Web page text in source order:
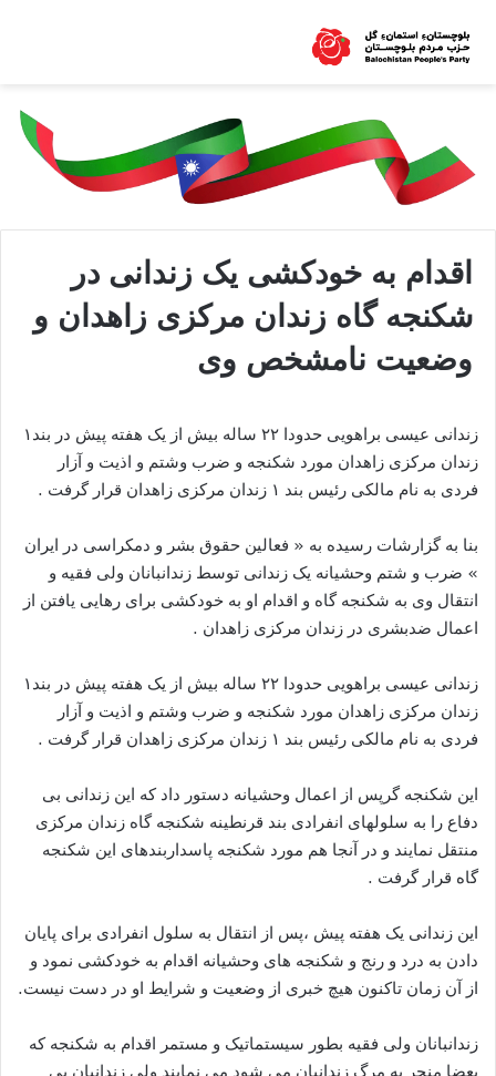
اقدام به خودکشی یک زندانی در
شکنجه گاه زندان مرکزی زاهدان و
وضعیت نامشخص وی
زندانی عیسی براهویی حدودا ۲۲ ساله بیش از یک هفته پیش در بند۱
زندان مرکزی زاهدان مورد شکنجه و ضرب وشتم و اذیت و آزار
فردی به نام مالکی رئیس بند ۱ زندان مرکزی زاهدان قرار گرفت .
بنا به گزارشات رسیده به « فعالین حقوق بشر و دمکراسی در ایران
» ضرب و شتم وحشیانه یک زندانی توسط زندانبانان ولی فقیه و
انتقال وی به شکنجه گاه و اقدام او به خودکشی برای رهایی یافتن از
اعمال ضدبشری در زندان مرکزی زاهدان .
زندانی عیسی براهویی حدودا ۲۲ ساله بیش از یک هفته پیش در بند۱
زندان مرکزی زاهدان مورد شکنجه و ضرب وشتم و اذیت و آزار
فردی به نام مالکی رئیس بند ۱ زندان مرکزی زاهدان قرار گرفت .
این شکنجه گرپس از اعمال وحشیانه دستور داد که این زندانی بی
دفاع را به سلولهای انفرادی بند قرنطینه شکنجه گاه زندان مرکزی
منتقل نمایند و در آنجا هم مورد شکنجه پاسداربندهای این شکنجه
گاه قرار گرفت .
این زندانی یک هفته پیش ،پس از انتقال به سلول انفرادی برای پایان
دادن به درد و رنج و شکنجه های وحشیانه اقدام به خودکشی نمود و
از آن زمان تاکنون هیچ خبری از وضعیت و شرایط او در دست نیست.
زندانبانان ولی فقیه بطور سیستماتیک و مستمر اقدام به شکنجه که
بعضا منجر به مرگ زندانیان می شود می نمایند ولی زندانیان بی